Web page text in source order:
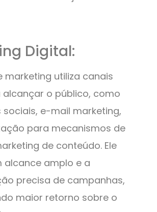
Digital:
marketing utiliza canais
alcançar o público, como
sociais, e-mail marketing,
para mecanismos de
de conteúdo. Ele
alcance amplo e a
precisa de campanhas,
maior retorno sobre o